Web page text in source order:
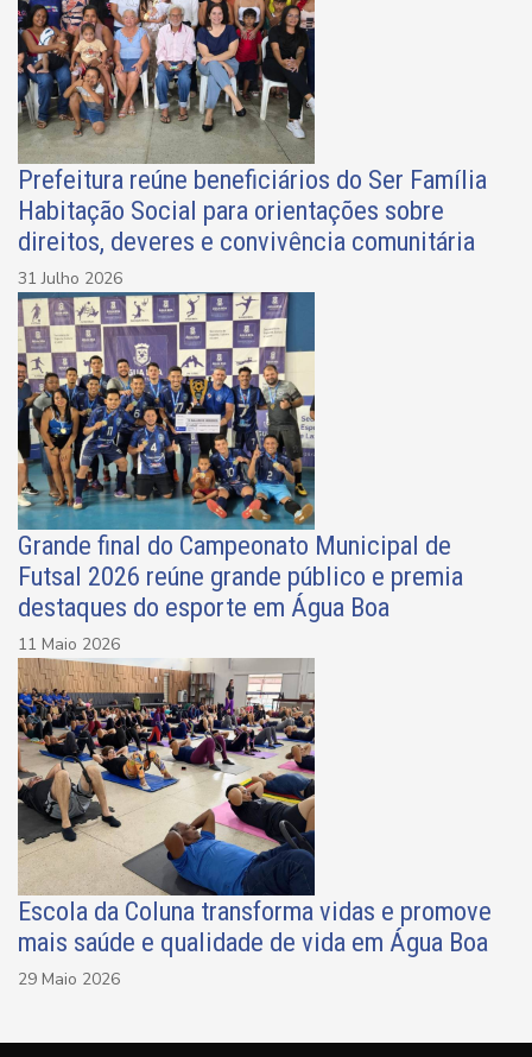
Prefeitura reúne beneficiários do Ser Família
Habitação Social para orientações sobre
direitos, deveres e convivência comunitária
31 Julho 2026
Grande final do Campeonato Municipal de
Futsal 2026 reúne grande público e premia
destaques do esporte em Água Boa
11 Maio 2026
Escola da Coluna transforma vidas e promove
mais saúde e qualidade de vida em Água Boa
29 Maio 2026